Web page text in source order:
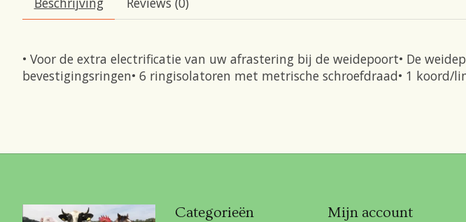
• Voor de extra electrificatie van uw afrastering bij de weidepoort• De
bevestigingsringen• 6 ringisolatoren met metrische schroefdraad• 1 koord/
Categorieën Mijn account